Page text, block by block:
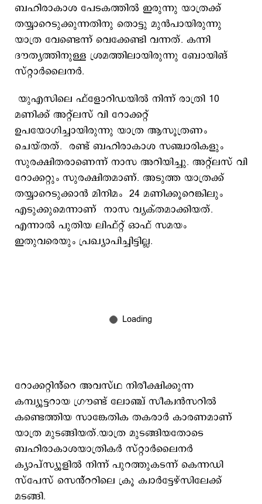
ബഹിരാകാശ പേടകത്തിൽ ഇരുന്നു യാത്രക്ക്
തയ്യാറെടുക്കുന്നതിനു തൊട്ടു മുന്‍പായിരുന്നു
യാത്ര വേണ്ടെന്ന് വെക്കേണ്ടി വന്നത്. കന്നി
ദൗത്യത്തിനുള്ള ശ്രമത്തിലായിരുന്നു ബോയിങ്
സ്റ്റാര്‍ലൈനര്‍.
യുഎസിലെ ഫ്‌ളോറിഡയിൽ നിന്ന് രാത്രി 10
മണിക്ക് അറ്റ്‌ലസ് വി റോക്കറ്റ്
ഉപയോഗിച്ചായിരുന്നു യാത്ര ആസൂത്രണം
ചെയ്തത്. രണ്ട് ബഹിരാകാശ സഞ്ചാരികളും
സുരക്ഷിതരാണെന്ന് നാസ അറിയിച്ചു. അറ്റ്ലസ് വി
റോക്കറ്റും സുരക്ഷിതമാണ്. അടുത്ത യാത്രക്ക്
തയ്യാറെടുക്കാന്‍ മിനിമം 24 മണിക്കൂറെങ്കിലും
എടുക്കുമെന്നാണ് നാസ വ്യക്തമാക്കിയത്.
എന്നാൽ പുതിയ ലിഫ്റ്റ് ഓഫ് സമയം
ഇതുവരെയും പ്രഖ്യാപിച്ചിട്ടില്ല.
റോക്കറ്റിൻ്റെ അവസ്ഥ നിരീക്ഷിക്കുന്ന
കമ്പ്യൂട്ടറായ ഗ്രൗണ്ട് ലോഞ്ച് സീക്വൻസറില്‍
കണ്ടെത്തിയ സാങ്കേതിക തകരാർ കാരണമാണ്
യാത്ര മുടങ്ങിയത്.യാത്ര മുടങ്ങിയതോടെ
ബഹിരാകാശയാത്രികർ സ്റ്റാർലൈനർ
ക്യാപ്‌സ്യൂളിൽ നിന്ന് പുറത്തുകടന്ന് കെന്നഡി
സ്‌പേസ് സെൻ്ററിലെ ക്രൂ ക്വാർട്ടേഴ്സിലേക്ക്
മടങ്ങി.